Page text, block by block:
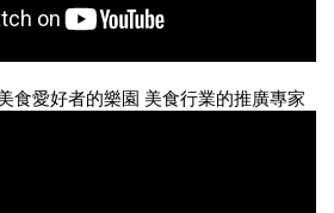
食愛好者的樂園 美食行業的推廣專家